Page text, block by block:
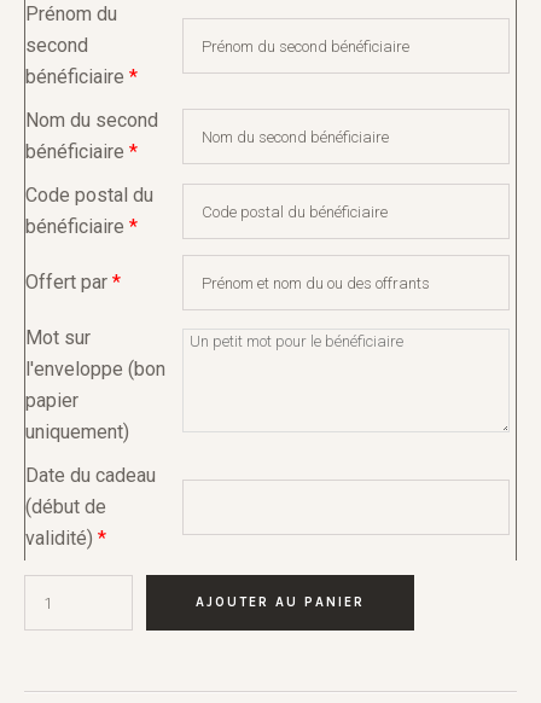
Prénom du
second
bénéficiaire *
Nom du second
bénéficiaire *
Code postal du
bénéficiaire *
Offert par *
Mot sur
l'enveloppe (bon
papier
uniquement)
Date du cadeau
(début de
validité) *
AJOUTER AU PANIER